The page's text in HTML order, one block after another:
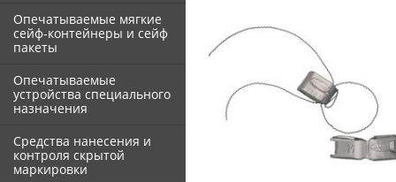
Опечатываемые мягкие
сейф-контейнеры и сейф
пакеты
Опечатываемые
устройства специального
назначения
Средства нанесения и
контроля скрытой
маркировки